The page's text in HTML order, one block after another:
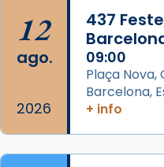
Acompanyant la
partir de l’Edat
que les santes
Semproniana
eterna”) són
frare Joan Gaspar
que les santes són
Mataró en
12
ago.
2026
437
09:00
Plaça Nova,
Barcelona,
+ info